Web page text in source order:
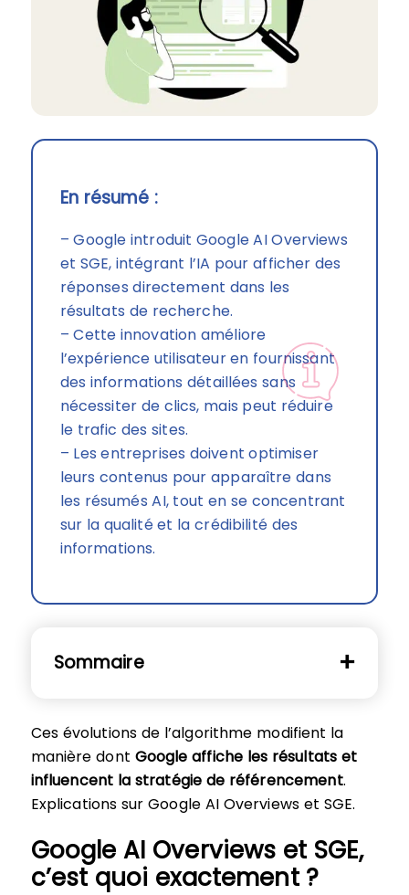
En résumé :
– Google introduit Google AI Overviews
et SGE, intégrant l’IA pour afficher des
réponses directement dans les
résultats de recherche.
– Cette innovation améliore
l’expérience utilisateur en fournissant
des informations détaillées sans
nécessiter de clics, mais peut réduire
le trafic des sites.
– Les entreprises doivent optimiser
leurs contenus pour apparaître dans
les résumés AI, tout en se concentrant
sur la qualité et la crédibilité des
informations.
Sommaire
Ces évolutions de l’algorithme modifient la
manière dont Google affiche les résultats et
influencent la stratégie de référencement.
Explications sur Google AI Overviews et SGE.
Google AI Overviews et SGE,
c’est quoi exactement ?